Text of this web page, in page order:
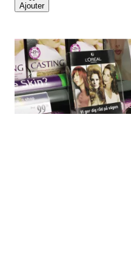
Ajouter